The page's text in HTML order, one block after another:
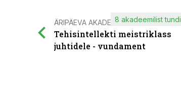
ÄRIPÄEVA AKADEEMIA
Tehisintellekti meistriklass
juhtidele - vundament
8 akadeemilist tundi